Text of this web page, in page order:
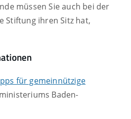
müssen Sie auch bei der
Stiftung ihren Sitz hat,
für gemeinnützige
Baden-